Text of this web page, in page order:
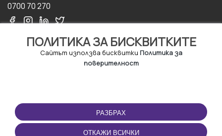
ПОЛИТИКА ЗА БИСКВИТКИТЕ
Сайтът използва бисквитки Политика за
поверителност
РАЗБРАХ
ОТКАЖИ ВСИЧКИ
0700 70 270
ПОЛЗВАНЕ
Правила и условия за
ползване
ПРИЛОЖЕНИЕТО